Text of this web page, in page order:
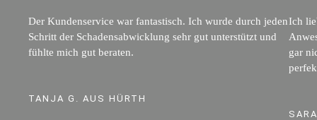
Der Kundenservice war fantastisch. Ich wurde durch jeden
Schritt der Schadensabwicklung sehr gut unterstützt und
fühlte mich gut beraten.
TANJA G. AUS HÜRTH
Ich
gar